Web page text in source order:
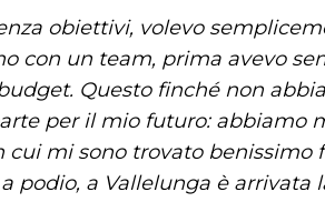
obiettivi, volevo
con un team, prima avevo
Questo finché non
per il mio futuro: abbiamo
cui mi sono trovato benissimo
podio, a Vallelunga è